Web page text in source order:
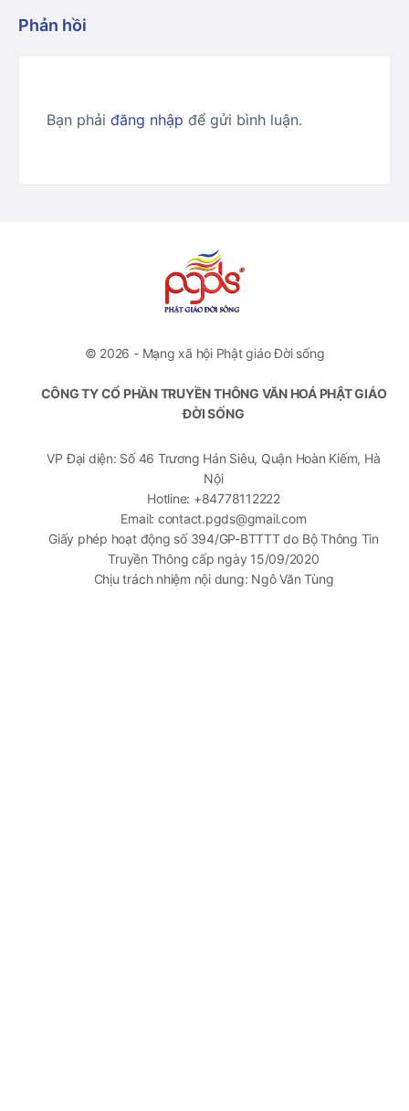
Phản hồi
Bạn phải đăng nhập để gửi bình luận.
© 2026 - Mạng xã hội Phật giáo Đời sống
CÔNG TY CỔ PHẦN TRUYỀN THÔNG VĂN HOÁ PHẬT GIÁO
ĐỜI SỐNG
VP Đại diện: Số 46 Trương Hán Siêu, Quận Hoàn Kiếm, Hà
Nội
Hotline: +84778112222
Email: contact.pgds@gmail.com
Giấy phép hoạt động số 394/GP-BTTTT do Bộ Thông Tin
Truyền Thông cấp ngày 15/09/2020
Chịu trách nhiệm nội dung: Ngô Văn Tùng